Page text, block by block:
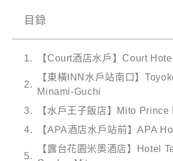
目錄
【Court酒店水戶】Court
【東橫INN水戶站南口】
Minami-Guchi
【水戶王子飯店】Mito Prince
【APA酒店水戶站前】APA
【露台花園米奧酒店】Hotel